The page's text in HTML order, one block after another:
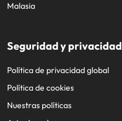
Malasia
Seguridad y privacidad
Política de privacidad global
Política de cookies
Nuestras políticas